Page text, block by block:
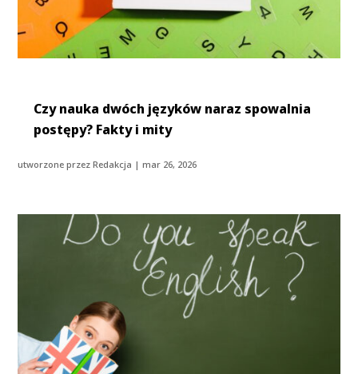
Czy nauka dwóch języków naraz spowalnia
postępy? Fakty i mity
utworzone przezRedakcja |mar 26, 2026